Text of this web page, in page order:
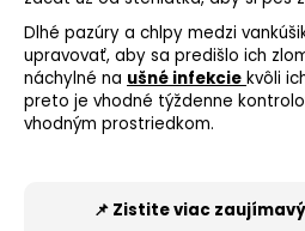
Dlhé pazúry a chlpy medzi
upravovať, aby sa predišlo ich
náchylné na ušné infekcie kvôli
preto je vhodné týždenne
vhodným prostriedkom.
📌 Zistite viac